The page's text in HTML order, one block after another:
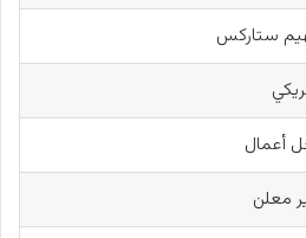
ستاركس
أعمال
معلن